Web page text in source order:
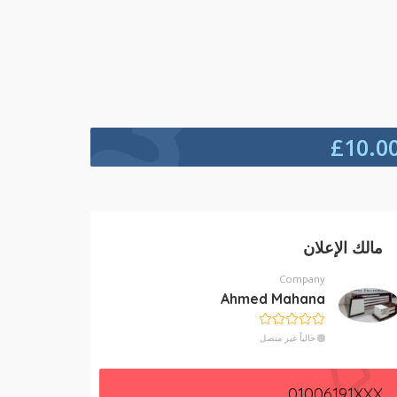
£
مالك الإعلان
Company
Ahmed Mahana
حالياً غير متصل